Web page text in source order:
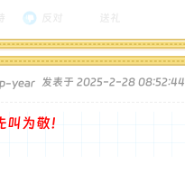
发表于 2025-2-28 08:52:44
为敬！